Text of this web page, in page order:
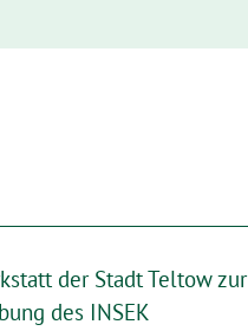
der Stadt Teltow zur
des INSEK